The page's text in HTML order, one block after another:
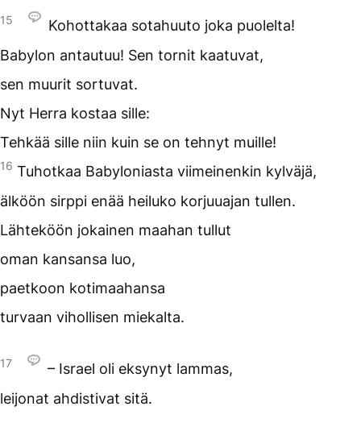
15
Kohottakaa sotahuuto joka puolelta!
Babylon antautuu! Sen tornit kaatuvat,
sen muurit sortuvat.
Nyt Herra kostaa sille:
Tehkää sille niin kuin se on tehnyt muille!
16 Tuhotkaa Babyloniasta viimeinenkin kylväjä,
älköön sirppi enää heiluko korjuuajan tullen.
Lähteköön jokainen maahan tullut
oman kansansa luo,
paetkoon kotimaahansa
turvaan vihollisen miekalta.
17
– Israel oli eksynyt lammas,
leijonat ahdistivat sitä.